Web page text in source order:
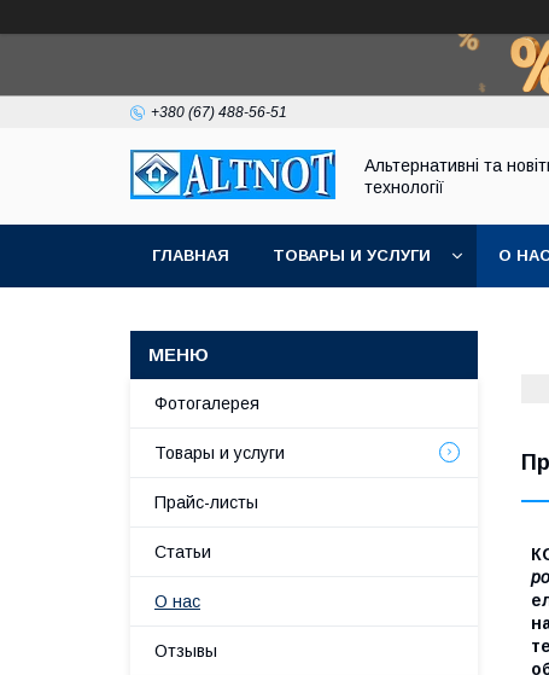
+380 (67) 488-56-51
Альтернативні та
технології
ГЛАВНАЯ ТОВАРЫ И УСЛУГИ О
Фотогалерея
Товары и услуги
Прайс-листы
Статьи
О нас
Отзывы